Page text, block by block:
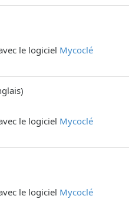
le logiciel Mycoclé
)
le logiciel Mycoclé
le logiciel Mycoclé